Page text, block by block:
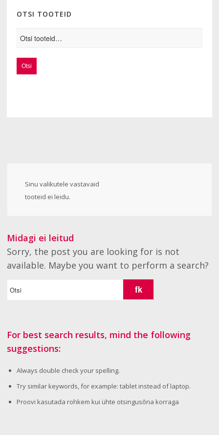
Sinu valikutele vastavaid
tooteid ei leidu.
Midagi ei leitud
Sorry, the post you are looking for is not
available. Maybe you want to perform a search?
For best search results, mind the following
suggestions:
Always double check your spelling.
Try similar keywords, for example: tablet instead of laptop.
Proovi kasutada rohkem kui ühte otsingusõna korraga
OTSI TOOTEID
Otsi